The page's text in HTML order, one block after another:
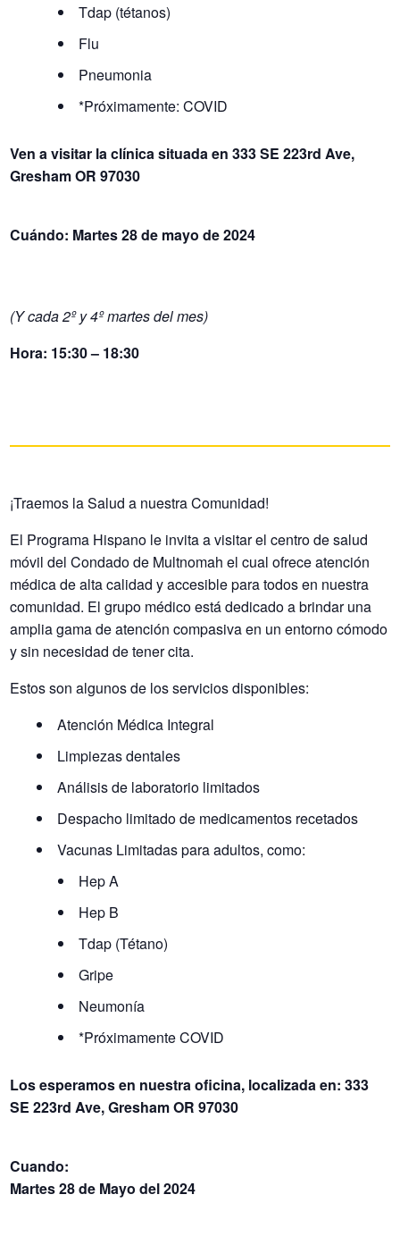
Tdap (tétanos)
Flu
Pneumonia
*Próximamente: COVID
Ven a visitar la clínica situada en333 SE 223rd Ave,
Gresham OR 97030
Cuándo: Martes 28 de mayo de 2024
(Y cada 2º y 4º martes del mes)
Hora: 15:30 – 18:30
¡Traemos la Salud a nuestra Comunidad!
El Programa Hispano le invita a visitar el centro de salud
móvil del Condado de Multnomah el cual ofrece atención
médica de alta calidad y accesible para todos en nuestra
comunidad. El grupo médico está dedicado a brindar una
amplia gama de atención compasiva en un entorno cómodo
y sin necesidad de tener cita.
Estos son algunos de los servicios disponibles:
Atención Médica Integral
Limpiezas dentales
Análisis de laboratorio limitados
Despacho limitado de medicamentos recetados
Vacunas Limitadas para adultos, como:
Hep A
Hep B
Tdap (Tétano)
Gripe
Neumonía
*Próximamente COVID
Los esperamos en nuestra oficina, localizada en:333
SE 223rd Ave, Gresham OR 97030
Cuando:
Martes 28 de Mayo del 2024